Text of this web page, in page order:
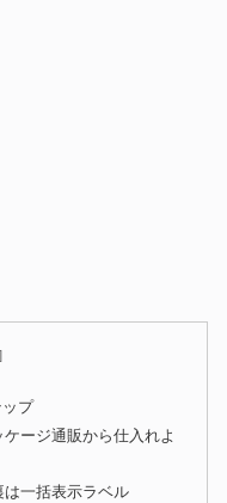
プ
ージ通販から仕入れよ
一括表示ラベル